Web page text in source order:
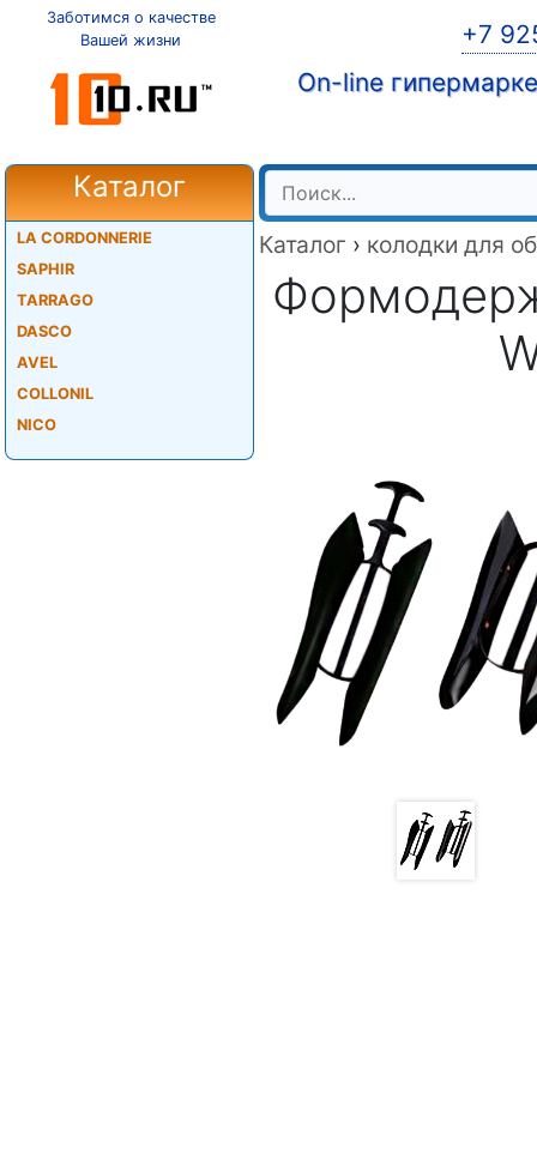
Заботимся о качестве
Вашей жизни
+7
On-line
Каталог
LA CORDONNERIE
SAPHIR
TARRAGO
DASCO
AVEL
COLLONIL
NICO
Каталог › колодки для